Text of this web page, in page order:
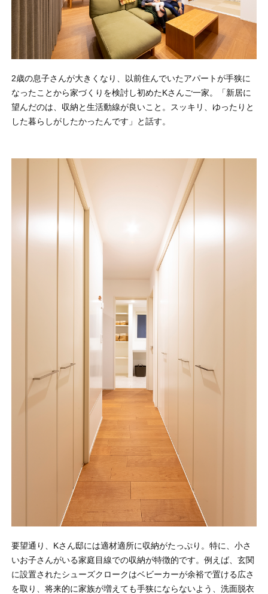
2歳の息子さんが大きくなり、以前住んでいたアパートが手狭に
なったことから家づくりを検討し初めたKさんご一家。「新居に
望んだのは、収納と生活動線が良いこと。スッキリ、ゆったりと
した暮らしがしたかったんです」と話す。
要望通り、Kさん邸には適材適所に収納がたっぷり。特に、小さ
いお子さんがいる家庭目線での収納が特徴的です。例えば、玄関
に設置されたシューズクロークはベビーカーが余裕で置ける広さ
を取り、将来的に家族が増えても手狭にならないよう、洗面脱衣